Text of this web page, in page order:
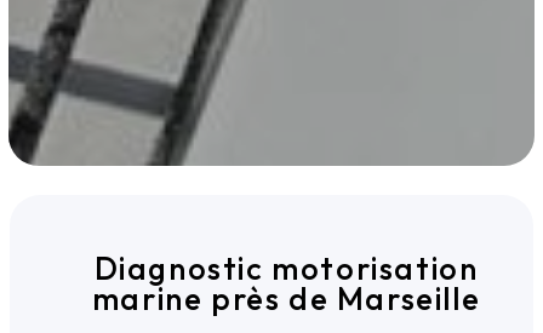
Diagnostic motorisation
marine près de Marseille